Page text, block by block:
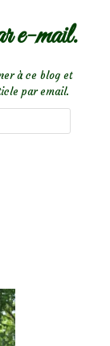
e-mail.
à ce blog et
par email.